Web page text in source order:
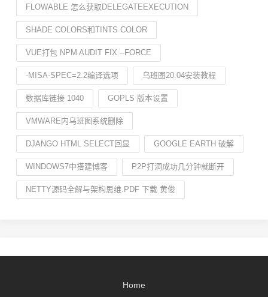
FLOWABLE 怎么获取DELEGATEEXECUTION
SHADE COLORS和TINTS COLOR
VUE打包 NPM AUDIT FIX --FORCE
-MISA-SPEC=2.2编译选项 乌班图20.04安装教程
数据库链接 1040 GOPLS 版本设置
VMWARE内乌班图系统删除
DJANGO HTML SELECT回显 GOOGLE EARTH 破解
WINDOWS7中搭建博客 P2P打洞成功几分钟就断开
NETTY源码全解与架构思维.PDF 下载 黄俊
Home